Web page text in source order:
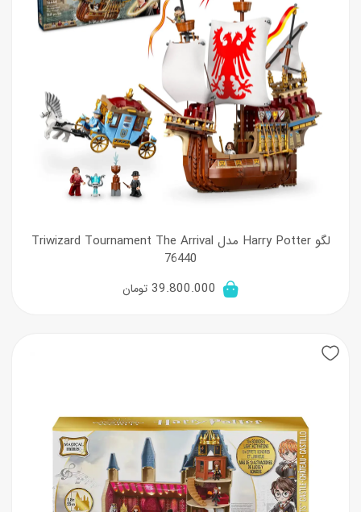
لگو Harry Potter مدل Triwizard Tournament The Arrival
76440
39.800.000 تومان